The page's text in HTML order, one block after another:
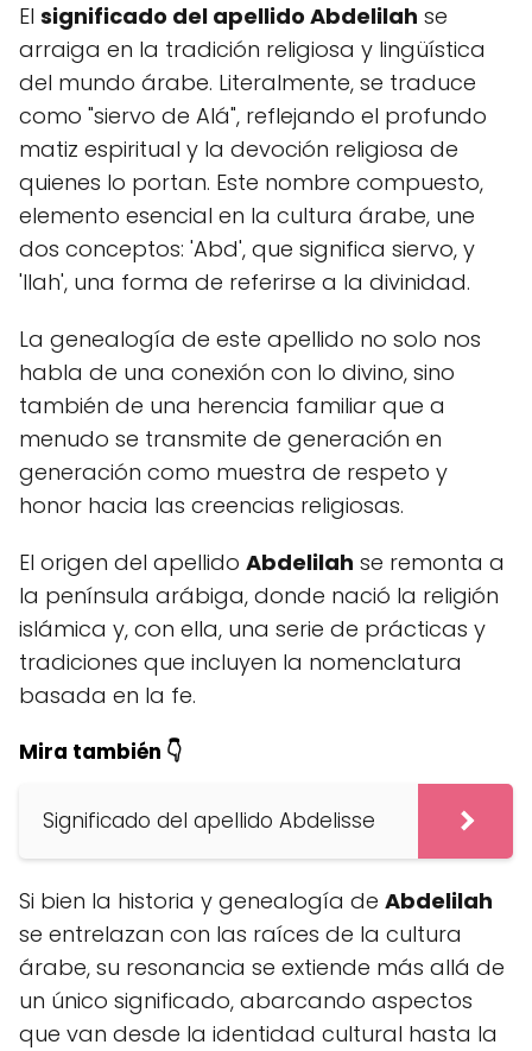
El significado del apellido Abdelilah se
arraiga en la tradición religiosa y lingüística
del mundo árabe. Literalmente, se traduce
como "siervo de Alá", reflejando el profundo
matiz espiritual y la devoción religiosa de
quienes lo portan. Este nombre compuesto,
elemento esencial en la cultura árabe, une
dos conceptos: 'Abd', que significa siervo, y
'Ilah', una forma de referirse a la divinidad.
La genealogía de este apellido no solo nos
habla de una conexión con lo divino, sino
también de una herencia familiar que a
menudo se transmite de generación en
generación como muestra de respeto y
honor hacia las creencias religiosas.
El origen del apellido Abdelilah se remonta a
la península arábiga, donde nació la religión
islámica y, con ella, una serie de prácticas y
tradiciones que incluyen la nomenclatura
basada en la fe.
Mira también 👇
Significado del apellido Abdelisse
Si bien la historia y genealogía de Abdelilah
se entrelazan con las raíces de la cultura
árabe, su resonancia se extiende más allá de
un único significado, abarcando aspectos
que van desde la identidad cultural hasta la